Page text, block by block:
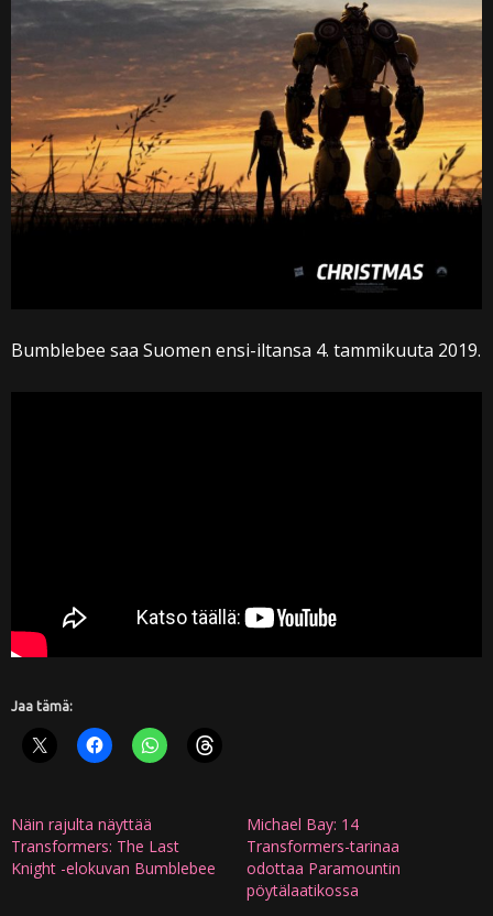
Bumblebee saa Suomen ensi-iltansa 4. tammikuuta 2019.
Jaa tämä:
Näin rajulta näyttää
Transformers: The Last
Knight -elokuvan Bumblebee
Michael Bay: 14
Transformers-tarinaa
odottaa Paramountin
pöytälaatikossa